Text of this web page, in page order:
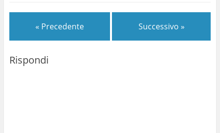
« Precedente Successivo »
Rispondi